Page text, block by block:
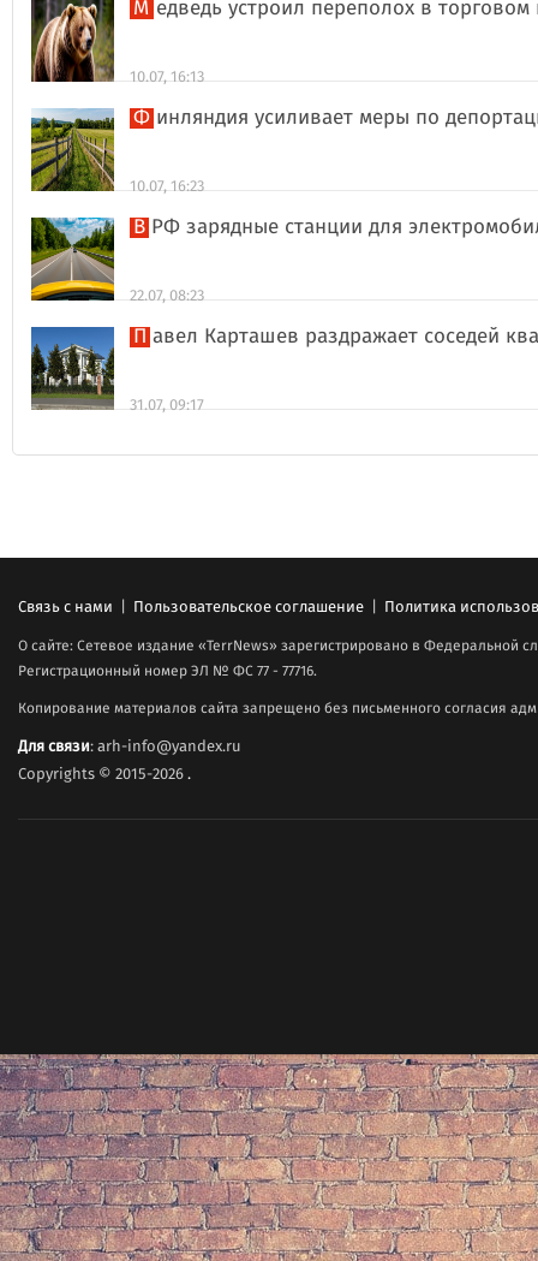
Медведь устроил переполох в
10.07, 16:13
Финляндия усиливает меры по
10.07, 16:23
В РФ зарядные станции для
22.07, 08:23
Павел Карташев раздражает соседей
31.07, 09:17
Связь с нами | Пользовательское соглашение | Политика
О сайте: Сетевое издание «TerrNews» зарегистрировано в Федеральной
Регистрационный номер ЭЛ № ФС 77 - 77716.
Копирование материалов сайта запрещено без письменного согласия
Для связи: arh-info@yandex.ru
Copyrights © 2015-2026.